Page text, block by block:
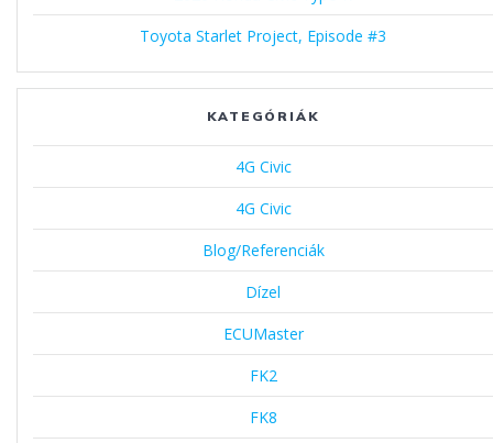
Toyota Starlet Project, Episode #3
KATEGÓRIÁK
4G Civic
4G Civic
Blog/Referenciák
Dízel
ECUMaster
FK2
FK8